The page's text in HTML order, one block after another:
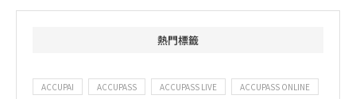
熱門標籤
ACCUPAI ACCUPASS ACCUPASS LIVE ACCUPASS ONLINE